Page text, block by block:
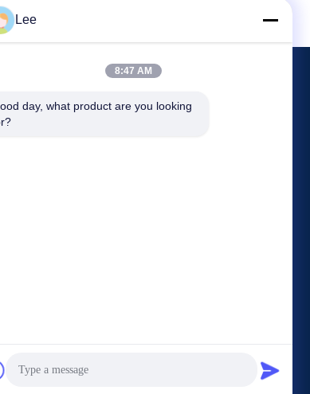
Richiesta Una citazione
Technology Co., Ltd. . Tutti i diritti riservati.
Lee
8:47 AM
day, what product are you looking